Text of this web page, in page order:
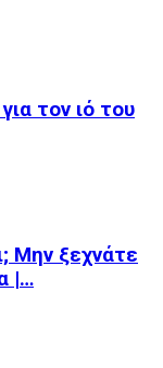
τον ιό του
Μην ξεχνάτε
|…